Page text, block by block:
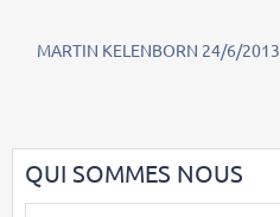
MARTIN KELENBORN 24/6/2013
QUI SOMMES NOUS